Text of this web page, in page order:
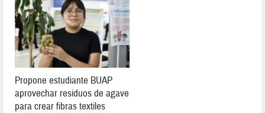
Propone estudiante BUAP
aprovechar residuos de agave
para crear fibras textiles